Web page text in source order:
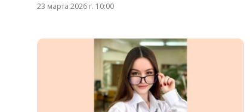
23 марта 2026 г. 10:00